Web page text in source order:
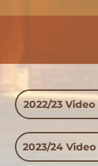
2022/23 Video
2023/24 Video